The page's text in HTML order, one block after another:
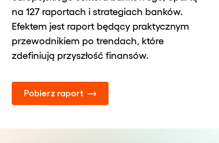
na 127 raportach i strategiach banków.
Efektem jest raport będący praktycznym
przewodnikiem po trendach, które
zdefiniują przyszłość finansów.
Pobierz raport